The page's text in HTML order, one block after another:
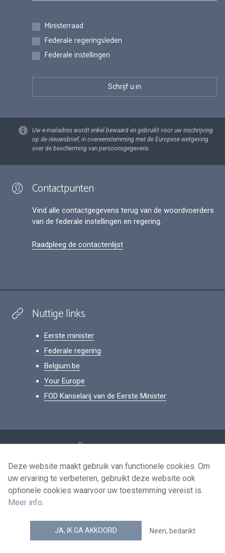
Inschrijvingen
Ministerraad
Federale regeringsleden
Federale instellingen
Uw e-mailadres wordt enkel bewaard en gebruikt voor uw inschrijving
op de nieuwsbrief, in overeenstemming met de Europese wetgeving
over de bescherming van persoonsgegevens.
Contactpunten
Vind alle contactgegevens terug van de woordvoerders
van de federale instellingen en regering.
Raadpleeg de contactenlijst
Nuttige links
Eerste minister
Federale regering
Belgium.be
Your Europe
FOD Kanselarij van de Eerste Minister
Persoonsgegevens
Voorwaarden voor het hergebruik
Contacteer ons
news.belgium RSS feed
© 2026 - news.belgium.be
Deze website maakt gebruik van functionele cookies. Om
uw ervaring te verbeteren, gebruikt deze website ook
optionele cookies waarvoor uw toestemming vereist is.
Meer info.
JA, IK GA AKKOORD Neen, bedankt